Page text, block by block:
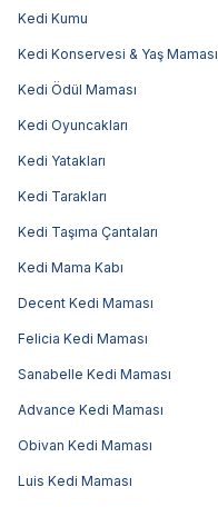
Kedi Kumu
Kedi Konservesi & Yaş Maması
Kedi Ödül Maması
Kedi Oyuncakları
Kedi Yatakları
Kedi Tarakları
Kedi Taşıma Çantaları
Kedi Mama Kabı
Decent Kedi Maması
Felicia Kedi Maması
Sanabelle Kedi Maması
Advance Kedi Maması
Obivan Kedi Maması
Luis Kedi Maması